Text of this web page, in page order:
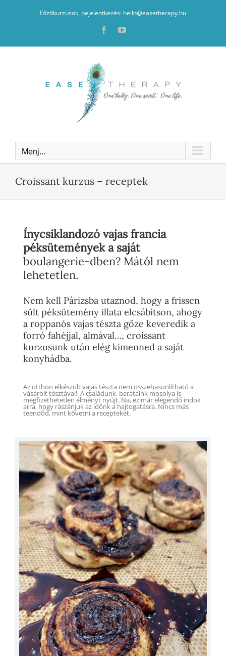
Főzőkurzusok, bejelentkezés: hello@easetherapy.hu
FacebookYouTube
Menj...
Croissant kurzus – receptek
Ínycsiklandozó vajas francia
péksütemények a saját
boulangerie-dben? Mától nem
lehetetlen.
Nem kell Párizsba utaznod, hogy a frissen
sült péksütemény illata elcsábítson, ahogy
a roppanós vajas tészta gőze keveredik a
forró fahéjjal, almával…, croissant
kurzusunk után elég kimenned a saját
konyhádba.
Az otthon elkészült vajas tészta nem összehasonlítható a
vásárolt tésztával! A családunk, barátaink mosolya is
megfizethetetlen élményt nyújt. Na, ez már elegendő indok
arra, hogy rászánjuk az időnk a hajtogatásra. Nincs más
teendőd, mint követni a recepteket.